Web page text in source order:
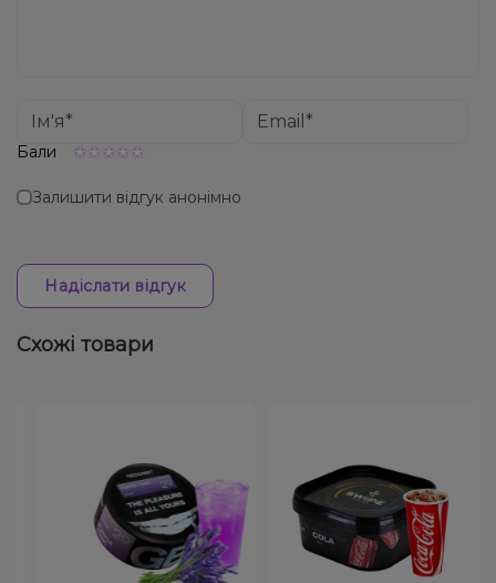
Бали
Залишити відгук анонімно
Надіслати відгук
Схожі товари